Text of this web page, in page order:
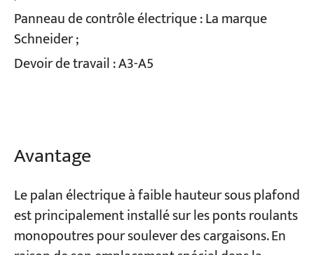
Contactez-nous
Panneau de contrôle électrique :La marque
Schneider ;
Devoir de travail :A3-A5
Avantage
Le palan électrique à faible hauteur sous plafond
est principalement installé sur les ponts roulants
monopoutres pour soulever des cargaisons. En